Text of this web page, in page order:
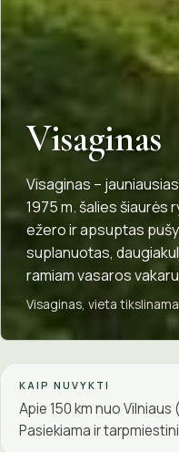
Visaginas
Visaginas –
1975 m. šalies šiaurės
ežero ir apsuptas
suplanuotas,
ramiam vasaros
Visaginas, vieta tikslinama
KAIP NUVYKTI
Apie 150 km nuo
Pasiekiama ir